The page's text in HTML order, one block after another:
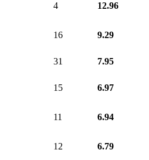
4 12.96
16 9.29
31 7.95
15 6.97
11 6.94
12 6.79